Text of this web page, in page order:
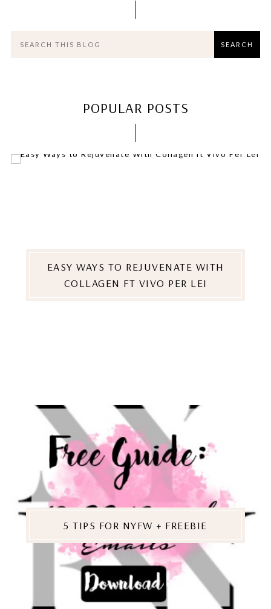
POPULAR POSTS
EASY WAYS TO REJUVENATE WITH
COLLAGEN FT VIVO PER LEI
5 TIPS FOR NYFW + FREEBIE